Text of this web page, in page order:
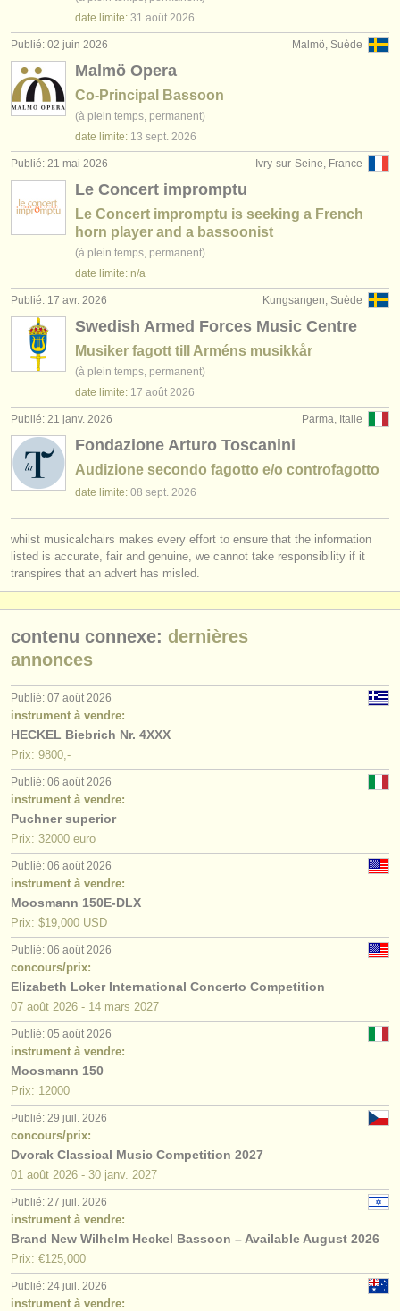
date limite: 31 août 2026
Malmö, Suède
Publié: 02 juin 2026
Malmö Opera
Co-Principal Bassoon
(à plein temps, permanent)
date limite: 13 sept. 2026
Ivry-sur-Seine, France
Publié: 21 mai 2026
Le Concert impromptu
Le Concert impromptu is seeking a French
horn player and a bassoonist
(à plein temps, permanent)
date limite: n/a
Kungsangen, Suède
Publié: 17 avr. 2026
Swedish Armed Forces Music Centre
Musiker fagott till Arméns musikkår
(à plein temps, permanent)
date limite: 17 août 2026
Parma, Italie
Publié: 21 janv. 2026
Fondazione Arturo Toscanini
Audizione secondo fagotto e/o controfagotto
date limite: 08 sept. 2026
whilst musicalchairs makes every effort to ensure that the information
listed is accurate, fair and genuine, we cannot take responsibility if it
transpires that an advert has misled.
contenu connexe: dernières
annonces
Publié: 07 août 2026
instrument à vendre:
HECKEL Biebrich Nr. 4XXX
Prix: 9800,-
Publié: 06 août 2026
instrument à vendre:
Puchner superior
Prix: 32000 euro
Publié: 06 août 2026
instrument à vendre:
Moosmann 150E-DLX
Prix: $19,000 USD
Publié: 06 août 2026
concours/prix:
Elizabeth Loker International Concerto Competition
07 août 2026 - 14 mars 2027
Publié: 05 août 2026
instrument à vendre:
Moosmann 150
Prix: 12000
Publié: 29 juil. 2026
concours/prix:
Dvorak Classical Music Competition 2027
01 août 2026 - 30 janv. 2027
Publié: 27 juil. 2026
instrument à vendre:
Brand New Wilhelm Heckel Bassoon – Available August 2026
Prix: €125,000
Publié: 24 juil. 2026
instrument à vendre: